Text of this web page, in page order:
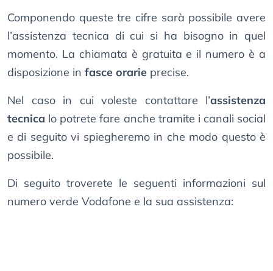
Componendo queste tre cifre sarà possibile avere
l’assistenza tecnica di cui si ha bisogno in quel
momento. La chiamata è gratuita e il numero è a
disposizione in fasce orarie precise.
Nel caso in cui voleste contattare l’assistenza
tecnica lo potrete fare anche tramite i canali social
e di seguito vi spiegheremo in che modo questo è
possibile.
Di seguito troverete le seguenti informazioni sul
numero verde Vodafone e la sua assistenza: